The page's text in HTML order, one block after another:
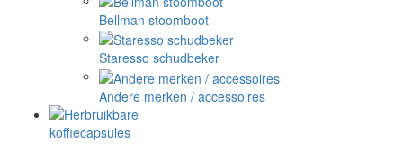
Bellman stoomboot
Staresso schudbeker
Andere merken / accessoires